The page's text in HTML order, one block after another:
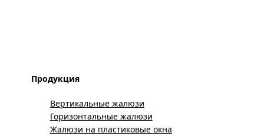
Продукция
Вертикальные жалюзи
Горизонтальные жалюзи
Жалюзи на пластиковые окна